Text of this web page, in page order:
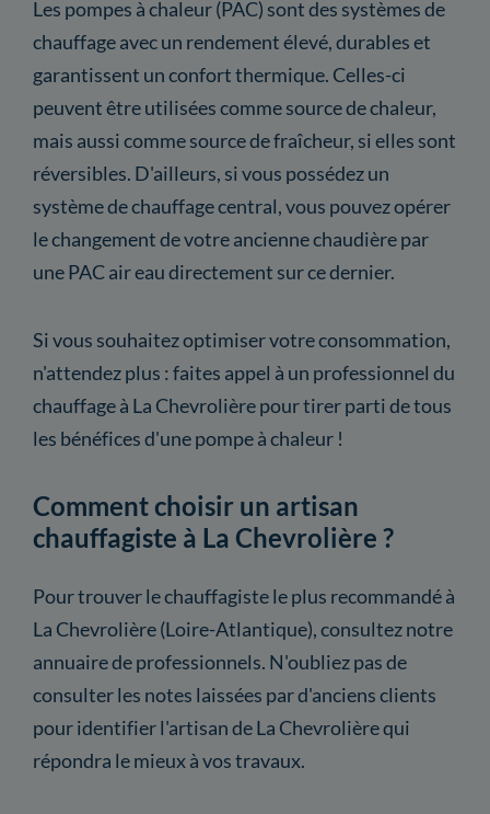
Les pompes à chaleur (PAC) sont des systèmes de
chauffage avec un rendement élevé, durables et
garantissent un confort thermique. Celles-ci
peuvent être utilisées comme source de chaleur,
mais aussi comme source de fraîcheur, si elles sont
réversibles. D'ailleurs, si vous possédez un
système de chauffage central, vous pouvez opérer
le changement de votre ancienne chaudière par
une PAC air eau directement sur ce dernier.
Si vous souhaitez optimiser votre consommation,
n'attendez plus : faites appel à un professionnel du
chauffage à La Chevrolière pour tirer parti de tous
les bénéfices d'une pompe à chaleur !
Comment choisir un artisan
chauffagiste à La Chevrolière ?
Pour trouver le chauffagiste le plus recommandé à
La Chevrolière (Loire-Atlantique), consultez notre
annuaire de professionnels. N'oubliez pas de
consulter les notes laissées par d'anciens clients
pour identifier l'artisan de La Chevrolière qui
répondra le mieux à vos travaux.